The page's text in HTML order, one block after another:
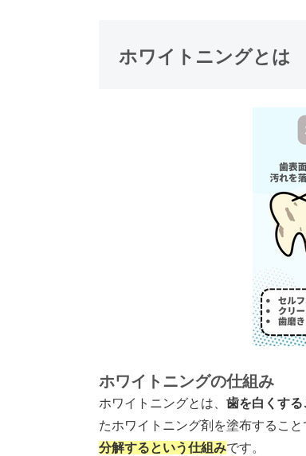
ホワイトニングとは
ホワイトニングの仕組み
ホワイトニングとは、 歯を白くす
たホワイトニング剤を塗布すること
分解するという仕組みです。